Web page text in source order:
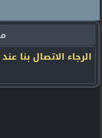
الرجاء الاتصال بنا